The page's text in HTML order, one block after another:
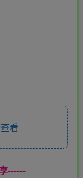
看
------